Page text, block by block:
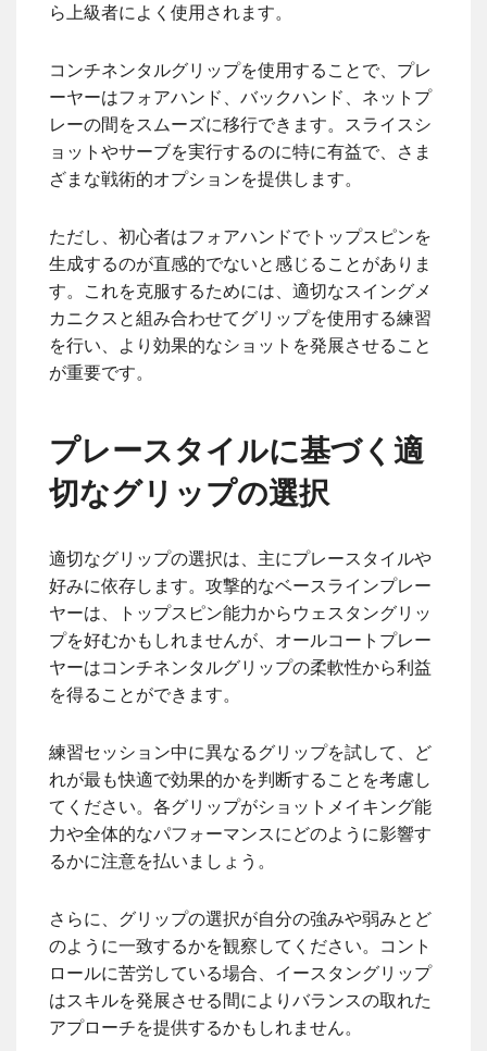
ら上級者によく使用されます。
コンチネンタルグリップを使用することで、プレ
ーヤーはフォアハンド、バックハンド、ネットプ
レーの間をスムーズに移行できます。スライスシ
ョットやサーブを実行するのに特に有益で、さま
ざまな戦術的オプションを提供します。
ただし、初心者はフォアハンドでトップスピンを
生成するのが直感的でないと感じることがありま
す。これを克服するためには、適切なスイングメ
カニクスと組み合わせてグリップを使用する練習
を行い、より効果的なショットを発展させること
が重要です。
プレースタイルに基づく適
切なグリップの選択
適切なグリップの選択は、主にプレースタイルや
好みに依存します。攻撃的なベースラインプレー
ヤーは、トップスピン能力からウェスタングリッ
プを好むかもしれませんが、オールコートプレー
ヤーはコンチネンタルグリップの柔軟性から利益
を得ることができます。
練習セッション中に異なるグリップを試して、ど
れが最も快適で効果的かを判断することを考慮し
てください。各グリップがショットメイキング能
力や全体的なパフォーマンスにどのように影響す
るかに注意を払いましょう。
さらに、グリップの選択が自分の強みや弱みとど
のように一致するかを観察してください。コント
ロールに苦労している場合、イースタングリップ
はスキルを発展させる間によりバランスの取れた
アプローチを提供するかもしれません。